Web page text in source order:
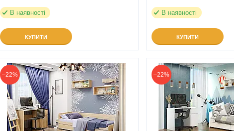
В наявності
КУПИТИ
В наявності
КУПИТИ
–22% –22%